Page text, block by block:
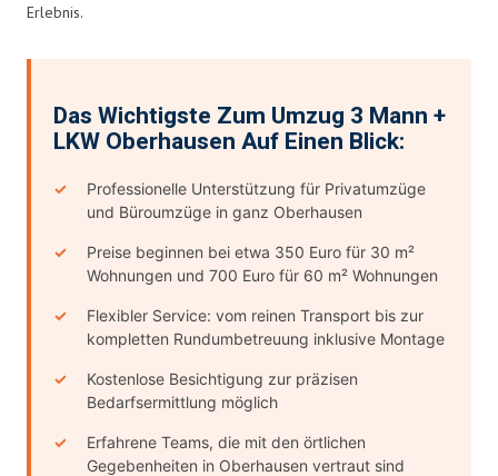
Erlebnis.
Das Wichtigste Zum Umzug 3 Mann +
LKW Oberhausen Auf Einen Blick:
Professionelle Unterstützung für Privatumzüge
und Büroumzüge in ganz Oberhausen
Preise beginnen bei etwa 350 Euro für 30 m²
Wohnungen und 700 Euro für 60 m² Wohnungen
Flexibler Service: vom reinen Transport bis zur
kompletten Rundumbetreuung inklusive Montage
Kostenlose Besichtigung zur präzisen
Bedarfsermittlung möglich
Erfahrene Teams, die mit den örtlichen
Gegebenheiten in Oberhausen vertraut sind